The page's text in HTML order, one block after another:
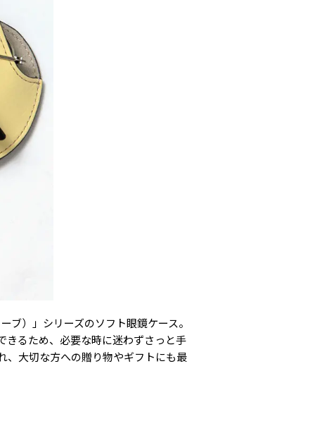
ブ）」シリーズのソフト眼鏡ケース。
きるため、必要な時に迷わずさっと手
、大切な方への贈り物やギフトにも最